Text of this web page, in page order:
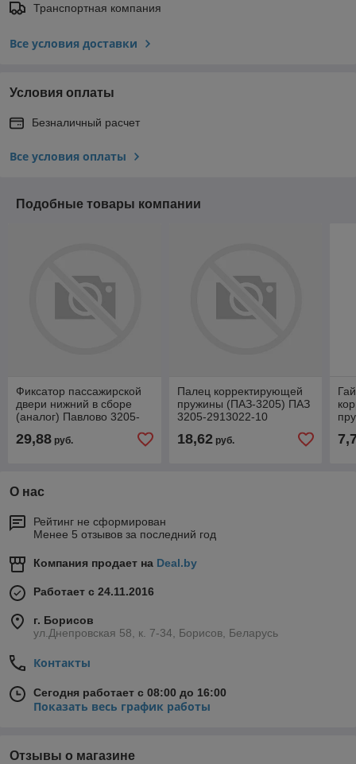
Транспортная компания
Все условия доставки
Условия оплаты
Безналичный расчет
Все условия оплаты
Подобные товары компании
Фиксатор пассажирской
двери нижний в сборе
(аналог) Павлово 3205-
29,88 руб.
Палец корректирующей
пружины (ПАЗ-3205) ПАЗ
3205-2913022-10
18,62руб.
О нас
Рейтинг не сформирован
Менее 5 отзывов за последний год
Компания продает на Deal.by
Работает с 24.11.2016
г. Борисов
ул.Днепровская 58, к. 7-34, Борисов, Беларусь
Контакты
Сегодня работает с 08:00 до 16:00
Показать весь график работы
Отзывы о магазине